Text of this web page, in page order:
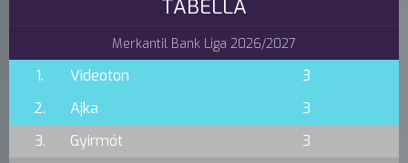
TABELLA
Merkantil Bank Liga 2026/2027
1. Videoton
3
2.
Ajka
3
3.
Gyirmót
3